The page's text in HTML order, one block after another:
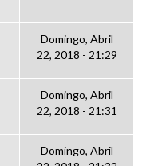
Domingo, Abril
22, 2018 - 21:29
Domingo, Abril
22, 2018 - 21:31
Domingo, Abril